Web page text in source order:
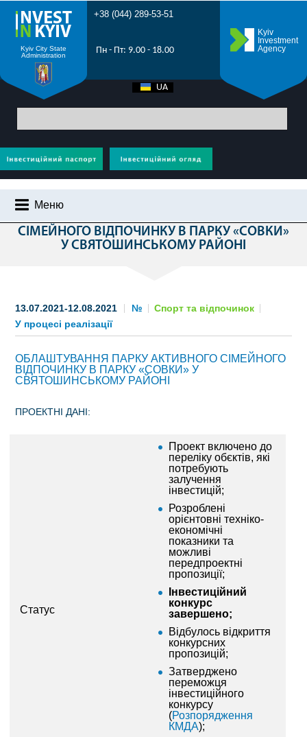
Kyiv City State
Administration
+38 (044) 289-53-51
Пн - Пт: 9.00 - 18.00
Kyiv
Investment
Agency
UA
Меню
ЧОМУ КИЇВ?
СТАТИ ІНВЕСТОРОМ
ІНВЕСТУВАТИ ІДЕЇ
ІНВЕСТИЦІЙНІ ПРОПОЗИЦІЇ
У ПРОЦЕСІ РЕАЛІЗАЦІЇ
ЗОВНІШНЯ ТОРГІВЛЯ
СТАТИСТИКА
ОСНОВНІ ПАРТНЕРИ КИЄВА
ПІДТРИМКА ВИХОДУ НА МІЖНАРОДНІ РИНКИ
КОМЕРЦІЙНІ ПРОПОЗИЦІЇ КИЇВСЬКИХ КОМПАНІЙ
ПРОПОЗИЦІЇ ЗАРУБІЖНИХ КОМПАНІЙ
ДОНОРСЬКА ДОПОМОГА
НОВИНИ
Головна> Усі проекти Спорт та відпочинок> Облаштування парку
СІМЕЙНОГО ВІДПОЧИНКУ В ПАРКУ «СОВКИ»
У СВЯТОШИНСЬКОМУ РАЙОНІ
13.07.2021-12.08.2021 №
Спорт та відпочинок
У процесі реалізації
ОБЛАШТУВАННЯ ПАРКУ АКТИВНОГО СІМЕЙНОГО
ВІДПОЧИНКУ В ПАРКУ «СОВКИ» У
СВЯТОШИНСЬКОМУ РАЙОНІ
ПРОЕКТНІ ДАНІ:
Статус
Проект включено до
переліку обєктів, які
потребують
залучення
інвестицій;
Розроблені
орієнтовні техніко-
економічні
показники та
можливі
передпроектні
пропозиції;
Інвестиційний
конкурс
завершено;
Відбулось відкриття
конкурсних
пропозицій;
Затверджено
переможця
інвестиційного
конкурсу
(Розпорядження
КМДА);